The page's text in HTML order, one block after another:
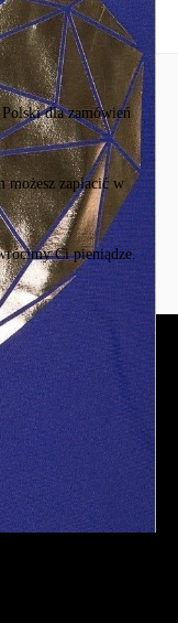
dla zamówień
zapłacić w
Ci pieniądze.